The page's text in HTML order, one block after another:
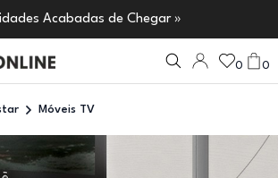
Acabadas de Chegar »
0 0
Móveis TV